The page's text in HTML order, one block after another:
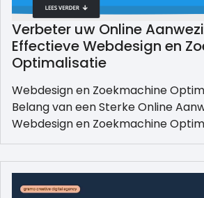
Verbeter uw Online
Effectieve Webdesign en
Optimalisatie
Webdesign en Zoekmachine
Belang van een Sterke Online
Webdesign en Zoekmachine